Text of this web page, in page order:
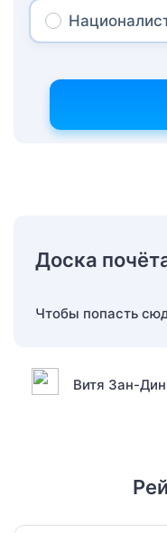
Доска
Чтобы попасть
Витя Зан-